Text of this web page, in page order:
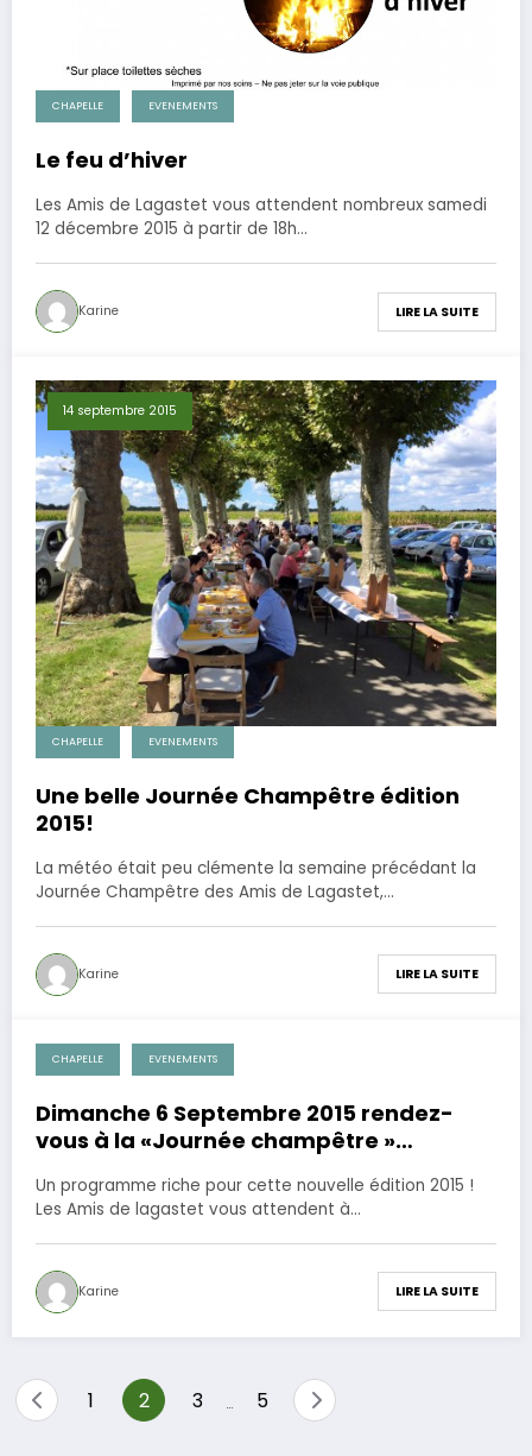
CHAPELLE EVENEMENTS
Le feu d’hiver
Les Amis de Lagastet vous attendent nombreux samedi
12 décembre 2015 à partir de 18h…
Karine LIRE LA SUITE
14 septembre 2015
CHAPELLE EVENEMENTS
Une belle Journée Champêtre édition
2015!
La météo était peu clémente la semaine précédant la
Journée Champêtre des Amis de Lagastet,…
Karine LIRE LA SUITE
17 août 2015
CHAPELLE EVENEMENTS
Dimanche 6 Septembre 2015 rendez-
vous à la «Journée champêtre »
Lagastet
Un programme riche pour cette nouvelle édition 2015 !
Les Amis de lagastet vous attendent à…
Karine LIRE LA SUITE
Pagination
1 2 3 5